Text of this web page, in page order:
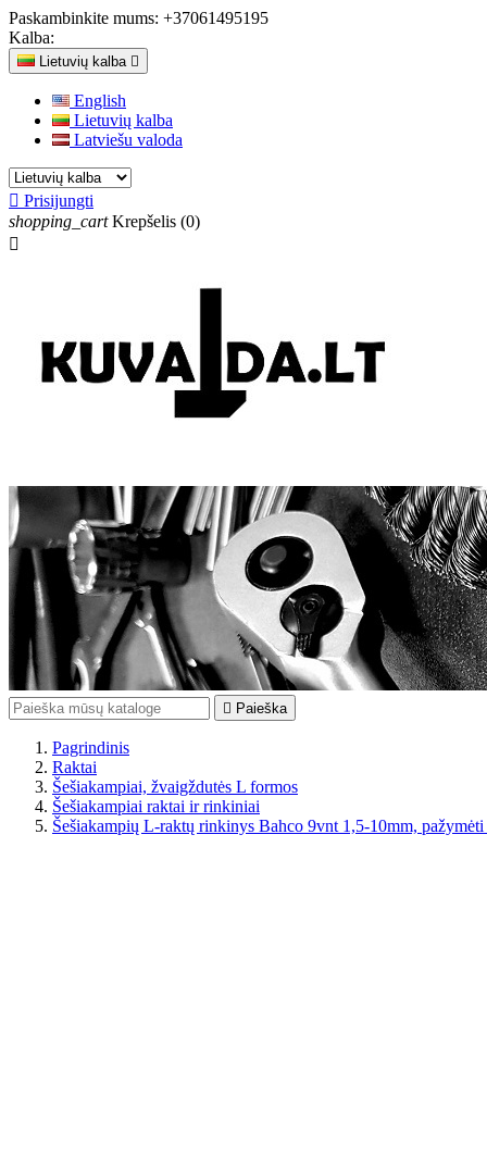
Paskambinkite mums: +37061495195
Kalba:
Lietuvių kalba 
English
Lietuvių kalba
Latviešu valoda
 Prisijungti
shopping_cart Krepšelis (0)

 Paieška
Pagrindinis
Raktai
Šešiakampiai, žvaigždutės L formos
Šešiakampiai raktai ir rinkiniai
Šešiakampių L-raktų rinkinys Bahco 9vnt 1,5-10mm,